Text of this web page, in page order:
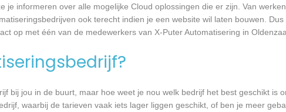
informeren over alle mogelijke Cloud oplossingen die er zijn. Van
ook terecht indien je een website wil laten bouwen. Dus
op met één van de medewerkers van X-Puter Automatisering in
bij jou in de buurt, maar hoe weet je nou welk bedrijf het best geschikt is
waarbij de tarieven vaak iets lager liggen geschikt, of ben je meer